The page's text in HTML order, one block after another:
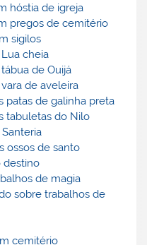
hóstia de igreja
pregos de cemitério
sigilos
cheia
de Ouijá
de aveleira
patas de galinha preta
tabuletas do Nilo
ossos de santo
destino
de magia
sobre trabalhos de
cemitério